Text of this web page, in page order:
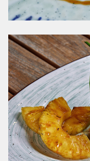
Звонок
WhatsApp
Telegram